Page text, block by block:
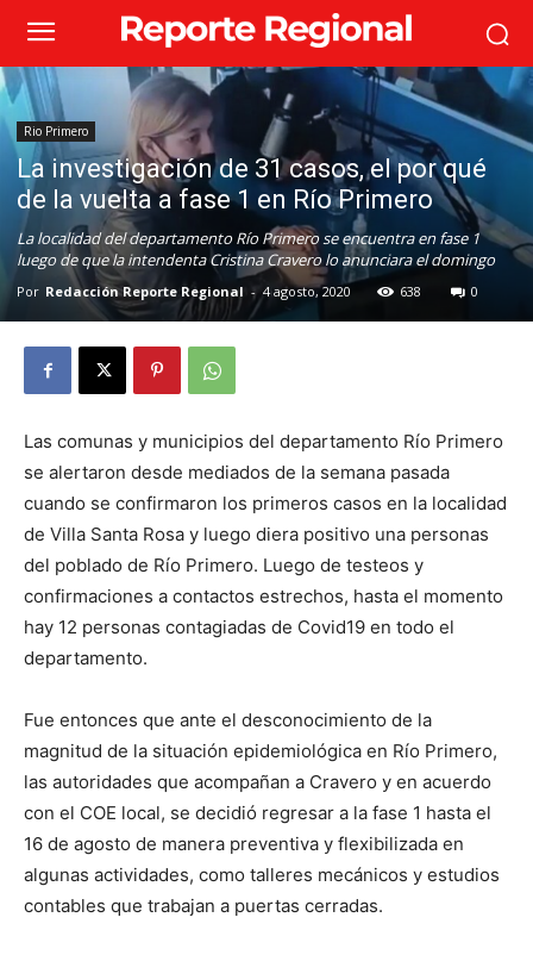
Rio Primero
La investigación de 31 casos, el por qué
de la vuelta a fase 1 en Río Primero
La localidad del departamento Río Primero se encuentra en fase 1
luego de que la intendenta Cristina Cravero lo anunciara el domingo
Por Redacción Reporte Regional - 4 agosto, 2020 638 0
Las comunas y municipios del departamento Río Primero
se alertaron desde mediados de la semana pasada
cuando se confirmaron los primeros casos en la localidad
de Villa Santa Rosa y luego diera positivo una personas
del poblado de Río Primero. Luego de testeos y
confirmaciones a contactos estrechos, hasta el momento
hay 12 personas contagiadas de Covid19 en todo el
departamento.
Fue entonces que ante el desconocimiento de la
magnitud de la situación epidemiológica en Río Primero,
las autoridades que acompañan a Cravero y en acuerdo
con el COE local, se decidió regresar a la fase 1 hasta el
16 de agosto de manera preventiva y flexibilizada en
algunas actividades, como talleres mecánicos y estudios
contables que trabajan a puertas cerradas.